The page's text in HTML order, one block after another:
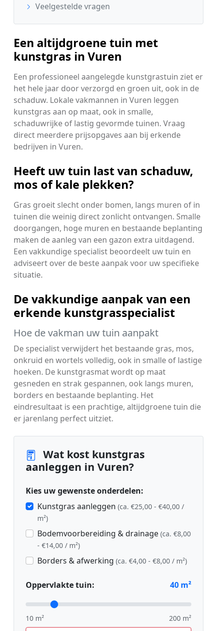
Veelgestelde vragen
Een altijdgroene tuin met
kunstgras in Vuren
Een professioneel aangelegde kunstgrastuin ziet er
het hele jaar door verzorgd en groen uit, ook in de
schaduw. Lokale vakmannen in Vuren leggen
kunstgras aan op maat, ook in smalle,
schaduwrijke of lastig gevormde tuinen. Vraag
direct meerdere prijsopgaves aan bij erkende
bedrijven in Vuren.
Heeft uw tuin last van schaduw,
mos of kale plekken?
Gras groeit slecht onder bomen, langs muren of in
tuinen die weinig direct zonlicht ontvangen. Smalle
doorgangen, hoge muren en bestaande beplanting
maken de aanleg van een gazon extra uitdagend.
Een vakkundige specialist beoordeelt uw tuin en
adviseert over de beste aanpak voor uw specifieke
situatie.
De vakkundige aanpak van een
erkende kunstgrasspecialist
Hoe de vakman uw tuin aanpakt
De specialist verwijdert het bestaande gras, mos,
onkruid en wortels volledig, ook in smalle of lastige
hoeken. De kunstgrasmat wordt op maat
gesneden en strak gespannen, ook langs muren,
borders en bestaande beplanting. Het
eindresultaat is een prachtige, altijdgroene tuin die
er jarenlang perfect uitziet.
Wat kost kunstgras
aanleggen in Vuren?
Kies uw gewenste onderdelen:
Kunstgras aanleggen (ca. €25,00 - €40,00 /
m²)
Bodemvoorbereiding & drainage (ca. €8,00
- €14,00 / m²)
Borders & afwerking (ca. €4,00 - €8,00 / m²)
Oppervlakte tuin: 40 m²
10 m² 200 m²